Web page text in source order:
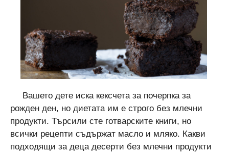
Вашето дете иска кексчета за почерпка за
рожден ден, но диетата им е строго без млечни
продукти. Търсили сте готварските книги, но
всички рецепти съдържат масло и мляко. Какви
подходящи за деца десерти без млечни продукти